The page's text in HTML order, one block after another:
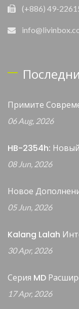
(+886) 49-
Примите
06 Aug, 2026
HB-2354h:
08 Jun, 2026
Новое
05 Jun, 2026
Kalang Lalah
30 Apr, 2026
Серия MD
17 Apr, 2026